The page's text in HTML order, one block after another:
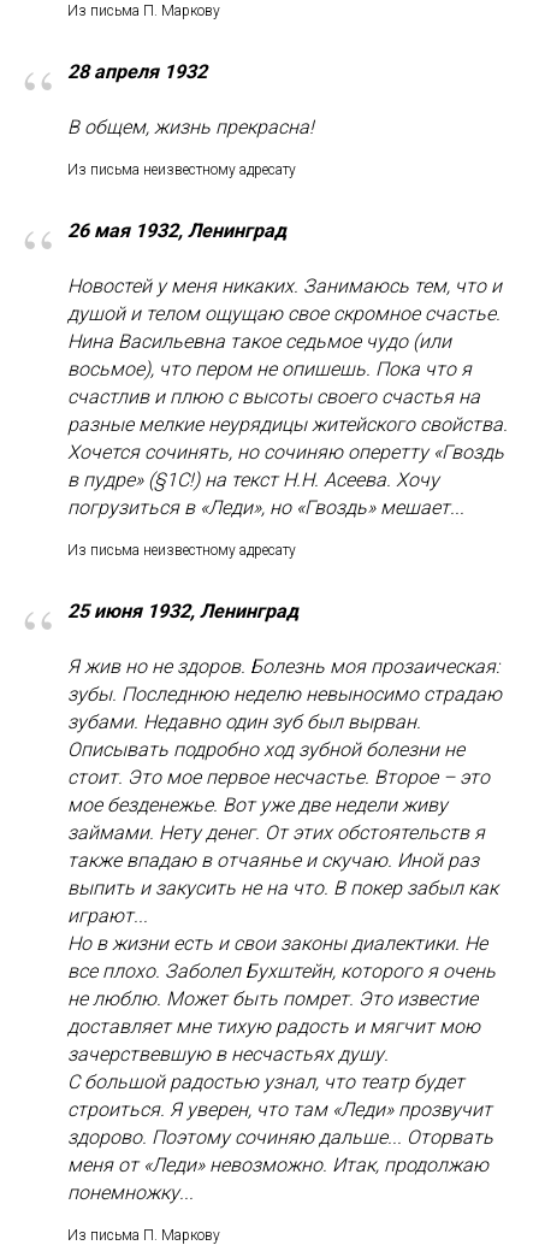
Из письма П. Маркову
“ 28 апреля 1932
В общем, жизнь прекрасна!
Из письма неизвестному адресату
“ 26 мая 1932, Ленинград
Новостей у меня никаких. Занимаюсь тем, что и
душой и телом ощущаю свое скромное счастье.
Нина Васильевна такое седьмое чудо (или
восьмое), что пером не опишешь. Пока что я
счастлив и плюю с высоты своего счастья на
разные мелкие неурядицы житейского свойства.
Хочется сочинять, но сочиняю оперетту «Гвоздь
в пудре» (§1С!) на текст Н.Н. Асеева. Хочу
погрузиться в «Леди», но «Гвоздь» мешает...
Из письма неизвестному адресату
“ 25 июня 1932, Ленинград
Я жив но не здоров. Болезнь моя прозаическая:
зубы. Последнюю неделю невыносимо страдаю
зубами. Недавно один зуб был вырван.
Описывать подробно ход зубной болезни не
стоит. Это мое первое несчастье. Второе – это
мое безденежье. Вот уже две недели живу
займами. Нету денег. От этих обстоятельств я
также впадаю в отчаянье и скучаю. Иной раз
выпить и закусить не на что. В покер забыл как
играют...
Но в жизни есть и свои законы диалектики. Не
все плохо. Заболел Бухштейн, которого я очень
не люблю. Может быть помрет. Это известие
доставляет мне тихую радость и мягчит мою
зачерствевшую в несчастьях душу.
С большой радостью узнал, что театр будет
строиться. Я уверен, что там «Леди» прозвучит
здорово. Поэтому сочиняю дальше... Оторвать
меня от «Леди» невозможно. Итак, продолжаю
понемножку...
Из письма П. Маркову